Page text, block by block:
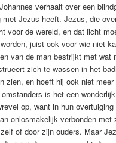
verhaalt over een
met Jezus heeft. Jezus, die
voor de wereld, en dat licht
juist ook voor wie niet
van de man bestrijkt met wat
zich te wassen in het
zien, en hoeft hij ook niet meer
is het een
op, want in hun overtuiging
onlosmakelijk verbonden met
of door zijn ouders. Maar